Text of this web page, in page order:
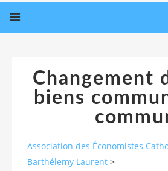
Changement
biens
Association des Économistes
Barthélemy Laurent >